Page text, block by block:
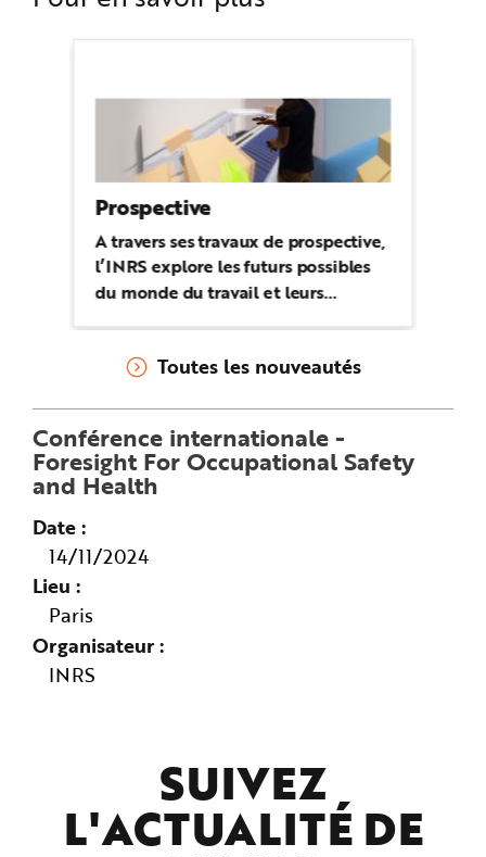
Prospective
A travers ses travaux de prospective,
l’INRS explore les futurs possibles
du monde du travail et leurs
Toutes les nouveautés
Conférence internationale -
Foresight For Occupational Safety
and Health
Date
14/11/2024
Lieu
Paris
Organisateur
INRS
SUIVEZ
L'ACTUALITÉ DE